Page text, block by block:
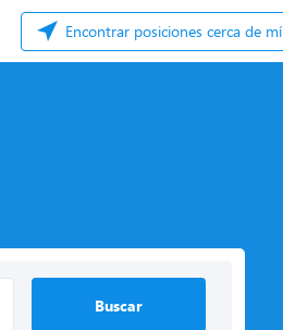
Encontrar posiciones cerca de mí
Buscar